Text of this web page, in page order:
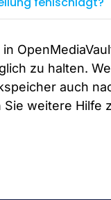
zu halten.
auch
weitere Hilfe